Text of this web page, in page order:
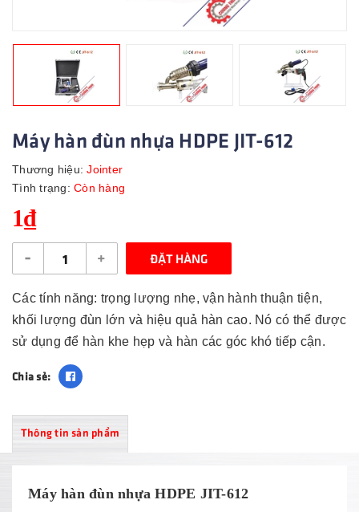
Máy hàn đùn nhựa HDPE JIT-612
Thương hiệu: Jointer
Tình trạng: Còn hàng
1₫
- + ĐẶT HÀNG
Các tính năng: trọng lượng nhẹ, vận hành thuận tiện,
khối lượng đùn lớn và hiệu quả hàn cao. Nó có thể được
sử dụng để hàn khe hẹp và hàn các góc khó tiếp cận.
Chia sẻ:
Thông tin sản phẩm
Máy hàn đùn nhựa HDPE JIT-612